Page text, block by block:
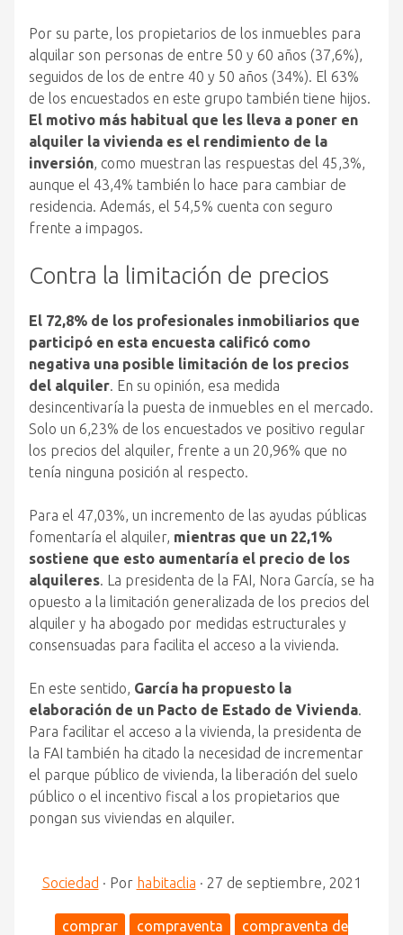
Por su parte, los propietarios de los inmuebles para
alquilar son personas de entre 50 y 60 años (37,6%),
seguidos de los de entre 40 y 50 años (34%). El 63%
de los encuestados en este grupo también tiene hijos.
El motivo más habitual que les lleva a poner en
alquiler la vivienda es el rendimiento de la
inversión, como muestran las respuestas del 45,3%,
aunque el 43,4% también lo hace para cambiar de
residencia. Además, el 54,5% cuenta con seguro
frente a impagos.
Contra la limitación de precios
El 72,8% de los profesionales inmobiliarios que
participó en esta encuesta calificó como
negativa una posible limitación de los precios
del alquiler. En su opinión, esa medida
desincentivaría la puesta de inmuebles en el mercado.
Solo un 6,23% de los encuestados ve positivo regular
los precios del alquiler, frente a un 20,96% que no
tenía ninguna posición al respecto.
Para el 47,03%, un incremento de las ayudas públicas
fomentaría el alquiler, mientras que un 22,1%
sostiene que esto aumentaría el precio de los
alquileres. La presidenta de la FAI, Nora García, se ha
opuesto a la limitación generalizada de los precios del
alquiler y ha abogado por medidas estructurales y
consensuadas para facilita el acceso a la vivienda.
En este sentido, García ha propuesto la
elaboración de un Pacto de Estado de Vivienda.
Para facilitar el acceso a la vivienda, la presidenta de
la FAI también ha citado la necesidad de incrementar
el parque público de vivienda, la liberación del suelo
público o el incentivo fiscal a los propietarios que
pongan sus viviendas en alquiler.
Sociedad · Por habitaclia · 27 de septiembre, 2021
comprar compraventa compraventa de